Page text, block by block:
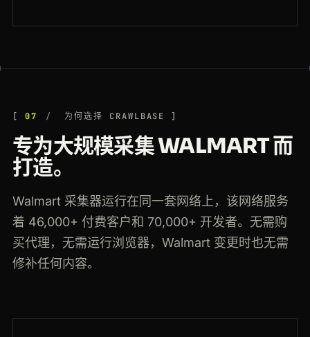
07 为何选择 CRAWLBASE
专为大规模采集 WALMART 而
打造。
Walmart 采集器运行在同一套网络上，该网络服务
着 46,000+ 付费客户和 70,000+ 开发者。无需购
买代理，无需运行浏览器，Walmart 变更时也无需
修补任何内容。